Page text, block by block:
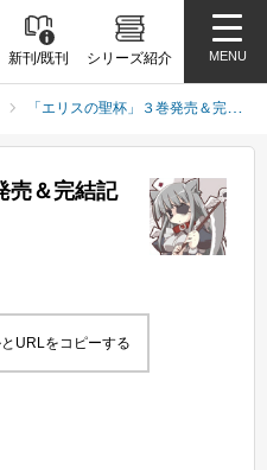
新刊/既刊 シリーズ紹介 MENU
「エリスの聖杯」３巻発売＆完結記念キャンペーン！
売＆完結記
URLをコピーする